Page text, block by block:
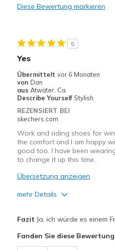
Geeignete Verwendung
Going Out
Sizing
Feels true
View On Shoes
Shoes are
Diese Bewertung markieren
5
Yes
Übermittelt vor 6 Monaten
von Dan
aus Atwater, Ca.
Describe Yourself Stylish
REZENSIERT BEI
skechers.com
Work and riding shoes for
the comfort and I am happy
good too. I have been
to change it up this time.
Übersetzung anzeigen
mehr Details
Breathe Well
Fazit Ja, ich würde es einem
Fanden Sie diese